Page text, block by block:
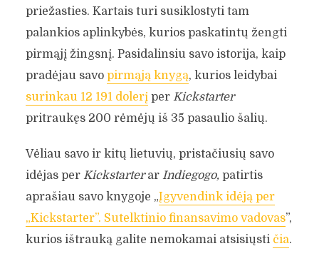
priežasties. Kartais turi susiklostyti tam
palankios aplinkybės, kurios paskatintų žengti
pirmąjį žingsnį. Pasidalinsiu savo istorija, kaip
pradėjau savo pirmąją knygą, kurios leidybai
surinkau 12 191 dolerįper Kickstarter
pritraukęs 200 rėmėjų iš 35 pasaulio šalių.
Vėliau savo ir kitų lietuvių, pristačiusių savo
idėjas per KickstarterarIndiegogo, patirtis
aprašiau savo knygoje „Įgyvendink idėją per
„Kickstarter”. Sutelktinio finansavimo vadovas”,
kurios ištrauką galite nemokamai atsisiųsti čia.